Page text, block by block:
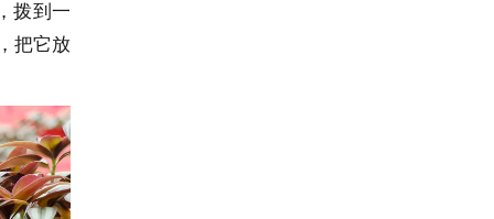
拨到一
把它放